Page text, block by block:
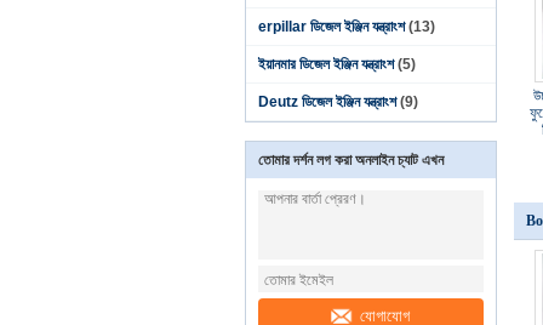
erpillar ডিজেল ইঞ্জিন যন্ত্রাংশ (13)
ইয়ানমার ডিজেল ইঞ্জিন যন্ত্রাংশ (5)
Deutz ডিজেল ইঞ্জিন যন্ত্রাংশ (9)
তোমার দর্শন লগ করা অনলাইন চ্যাট এখন
যোগাযোগ